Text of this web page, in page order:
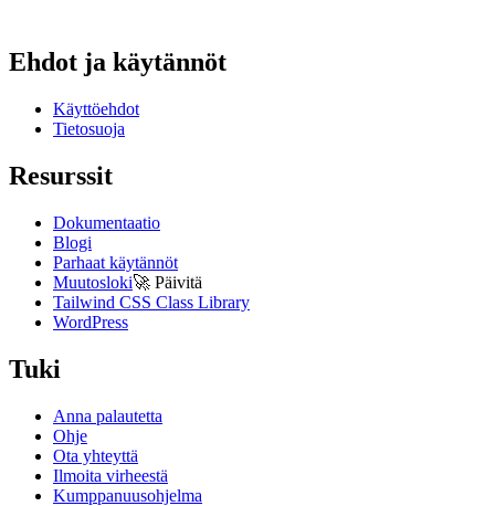
Ehdot ja käytännöt
Käyttöehdot
Tietosuoja
Resurssit
Dokumentaatio
Blogi
Parhaat käytännöt
Muutosloki🚀 Päivitä
Tailwind CSS Class Library
WordPress
Tuki
Anna palautetta
Ohje
Ota yhteyttä
Ilmoita virheestä
Kumppanuusohjelma